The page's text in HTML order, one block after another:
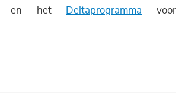
en het Deltaprogramma voor